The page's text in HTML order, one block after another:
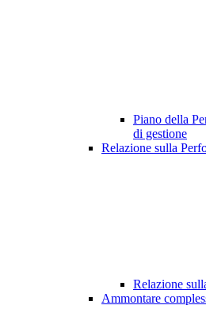
Piano della
di gestione
Relazione sulla
Relazione
Ammontare